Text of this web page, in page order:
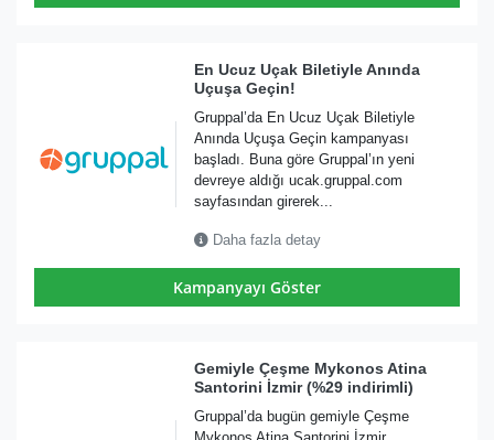
En Ucuz Uçak Biletiyle Anında
Uçuşa Geçin!
Gruppal’da En Ucuz Uçak Biletiyle
Anında Uçuşa Geçin kampanyası
başladı. Buna göre Gruppal’ın yeni
devreye aldığı ucak.gruppal.com
sayfasından girerek...
Daha fazla detay
Kampanyayı Göster
Gemiyle Çeşme Mykonos Atina
Santorini İzmir (%29 indirimli)
Gruppal’da bugün gemiyle Çeşme